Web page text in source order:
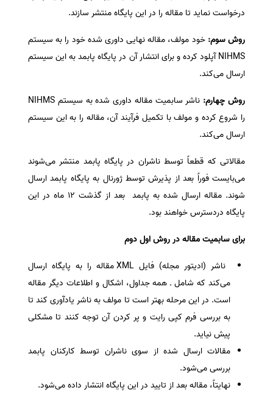
درخواست نماید تا مقاله را در این پایگاه منتشر سازند.
روش سوم: خود مولف، مقاله نهایی داوری شده خود را به سیستم
NIHMS آپلود کرده و برای انتشار آن در پایگاه پابمد به این سیستم
ارسال می‌کند.
روش چهارم:
ناشر سابمیت مقاله داوری شده به سیستم NIHMS
را شروع کرده و مولف با تکمیل فرآیند آن، مقاله را به این سیستم
ارسال می‌کند.
مقالاتی که قطعاً توسط ناشران در پایگاه پابمد منتشر می‌شوند
می‌بایست فوراً بعد از پذیرش توسط ژورنال به پایگاه پابمد ارسال
شوند. مقاله ارسال شده به پابمد بعد از گذشت ۱۲ ماه در این
پایگاه دردسترس خواهند بود.
برای سابمیت مقاله در روش اول دوم
ناشر (ادیتور مجله) فایل XML مقاله را به پایگاه ارسال
می‌کند که شامل ـ همه جداول، اشکال و اطلاعات دیگر مقاله
است. در این مرحله بهتر است تا مولف به ناشر یادآوری کند تا
به بررسی فرم کپی رایت و پر کردن آن توجه کنند تا مشکلی
پیش نیاید.
مقالات ارسال شده از سوی ناشران توسط کارکنان پابمد
بررسی می‌شود.
نهایتاً، مقاله بعد از تایید در این پایگاه انتشار داده می‌شود.